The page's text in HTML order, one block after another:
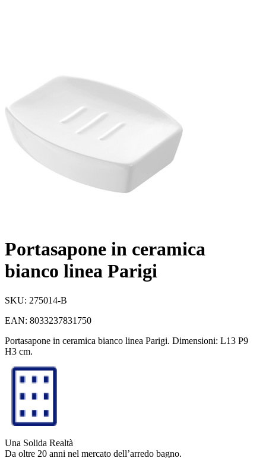
Portasapone in ceramica
bianco linea Parigi
SKU: 275014-B
EAN: 8033237831750
Portasapone in ceramica bianco linea Parigi. Dimensioni: L13 P9
H3 cm.
Una Solida Realtà
Da oltre 20 anni nel mercato dell’arredo bagno.